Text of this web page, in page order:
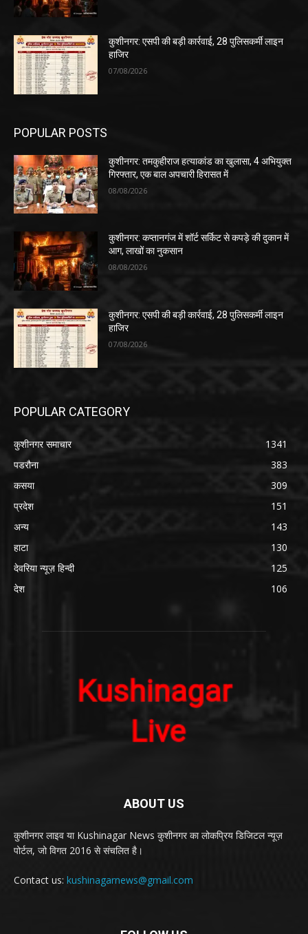
कुशीनगर: एसपी की बड़ी कार्रवाई, 28 पुलिसकर्मी लाइन
हाजिर
07/08/2026
POPULAR POSTS
कुशीनगर: तमकुहीराज हत्याकांड का खुलासा, 4 अभियुक्त
गिरफ्तार, एक बाल अपचारी हिरासत में
08/08/2026
कुशीनगर: कप्तानगंज में शॉर्ट सर्किट से कपड़े की दुकान में
आग, लाखों का नुकसान
08/08/2026
कुशीनगर: एसपी की बड़ी कार्रवाई, 28 पुलिसकर्मी लाइन
हाजिर
07/08/2026
POPULAR CATEGORY
कुशीनगर समाचार
1341
पडरौना
383
कसया
309
प्रदेश
151
अन्य
143
हाटा
130
देवरिया न्यूज़ हिन्दी
125
देश
106
ABOUT US
कुशीनगर लाइव या Kushinagar News कुशीनगर का लोकप्रिय डिजिटल न्यूज़
पोर्टल, जो विगत 2016 से संचलित है।
Contact us: kushinagarnews@gmail.com